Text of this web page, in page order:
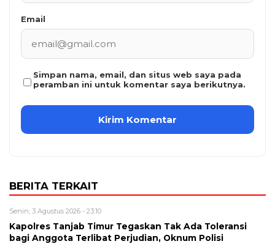
Email
Simpan nama, email, dan situs web saya pada
peramban ini untuk komentar saya berikutnya.
BERITA TERKAIT
Senin, 3 Agustus 2026 - 23:10
Kapolres Tanjab Timur Tegaskan Tak Ada Toleransi
bagi Anggota Terlibat Perjudian, Oknum Polisi